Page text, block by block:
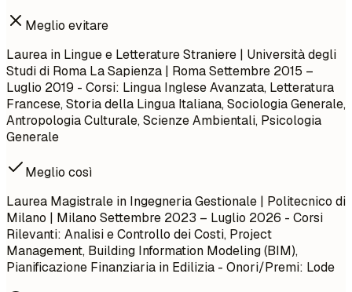
Meglio evitare
Laurea in Lingue e Letterature Straniere | Università degli
Studi di Roma La Sapienza | RomaSettembre 2015 –
Luglio 2019 - Corsi: Lingua Inglese Avanzata, Letteratura
Francese, Storia della Lingua Italiana, Sociologia Generale,
Antropologia Culturale, Scienze Ambientali, Psicologia
Generale
Meglio così
Laurea Magistrale in Ingegneria Gestionale | Politecnico di
Milano | Milano Settembre 2023 – Luglio 2026 - Corsi
Rilevanti: Analisi e Controllo dei Costi, Project
Management, Building Information Modeling (BIM),
Pianificazione Finanziaria in Edilizia - Onori/Premi: Lode